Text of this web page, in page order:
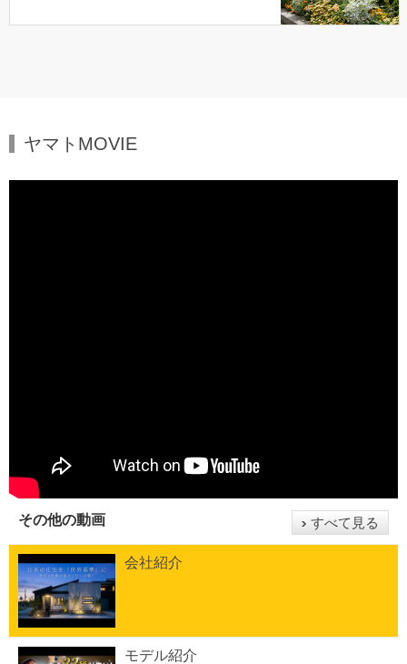
ヤマトMOVIE
その他の動画 すべて見る
会社紹介
モデル紹介